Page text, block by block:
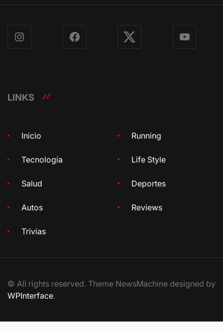
Instagram Facebook X YouTube
LINKS
Inicio Running
Tecnología Life Style
Salud Deportes
Autos Reviews
Trivias
© All rights reserved. Theme NewsMachine designed by
WPInterface.